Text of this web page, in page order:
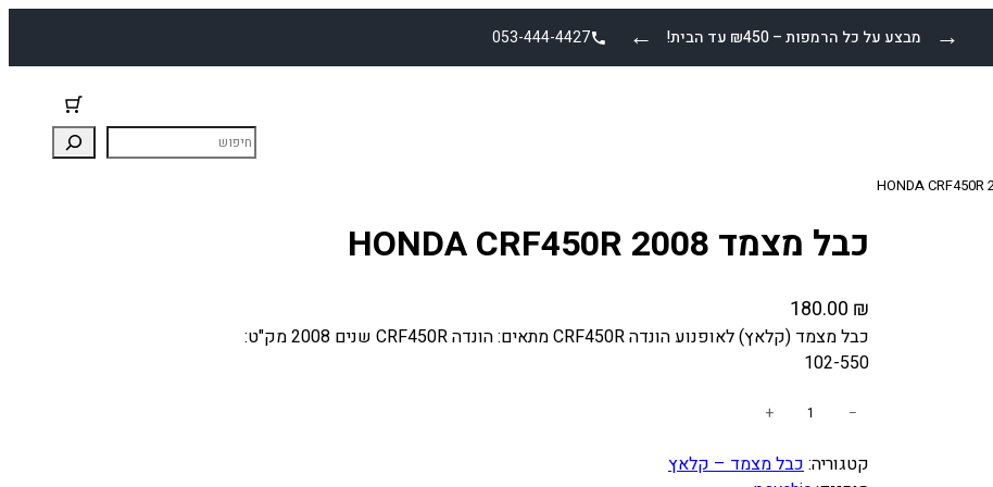
← מבצע על כל הרמפות – ₪450 עד הבית! →
053-444-4427
כבל מצמד HONDA CRF450R 2008
180.00 ₪
כבל מצמד (קלאץ) לאופנוע הונדה CRF450R מתאים: הונדה CRF450R שנים 2008 מק"ט:
102-550
ו
−
+
קטגוריה:כבל מצמד – קלאץ